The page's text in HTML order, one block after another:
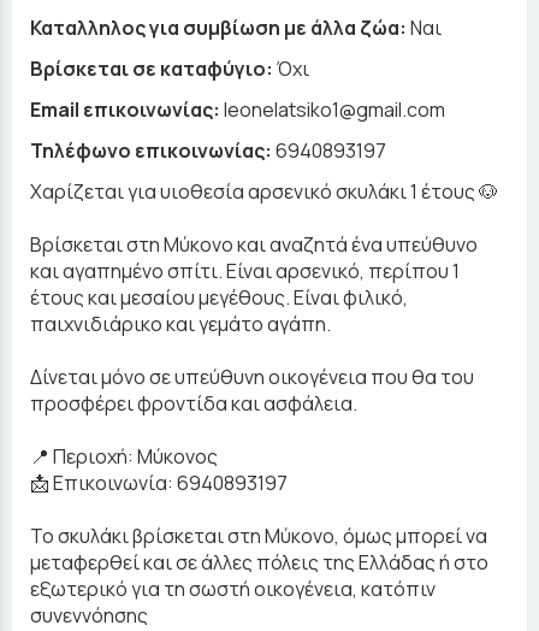
Καταλληλος για συμβίωση με άλλα ζώα: Ναι
Βρίσκεται σε καταφύγιο: Όχι
Email επικοινωνίας: leonelatsiko1@gmail.com
Τηλέφωνο επικοινωνίας: 6940893197
Χαρίζεται για υιοθεσία αρσενικό σκυλάκι 1 έτους 🐶
Βρίσκεται στη Μύκονο και αναζητά ένα υπεύθυνο
και αγαπημένο σπίτι. Είναι αρσενικό, περίπου 1
έτους και μεσαίου μεγέθους. Είναι φιλικό,
παιχνιδιάρικο και γεμάτο αγάπη.
Δίνεται μόνο σε υπεύθυνη οικογένεια που θα του
προσφέρει φροντίδα και ασφάλεια.
📍 Περιοχή: Μύκονος
📩 Επικοινωνία: 6940893197
Το σκυλάκι βρίσκεται στη Μύκονο, όμως μπορεί να
μεταφερθεί και σε άλλες πόλεις της Ελλάδας ή στο
εξωτερικό για τη σωστή οικογένεια, κατόπιν
συνεννόησης